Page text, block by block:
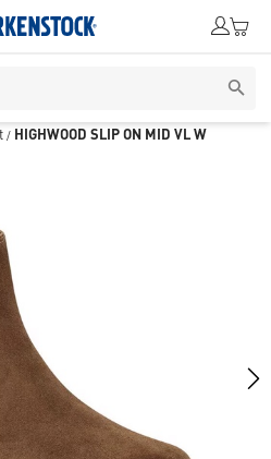
/ HIGHWOOD SLIP ON MID VL W